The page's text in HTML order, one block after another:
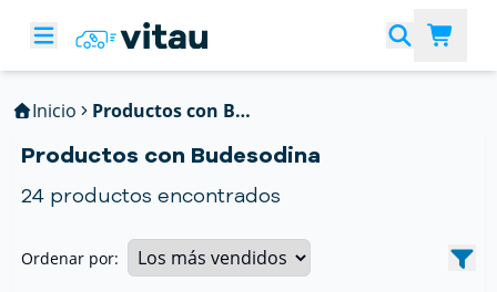
Inicio Productos con Budesodina
Productos con Budesodina
24 productos encontrados
Ordenar por: